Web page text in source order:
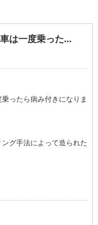
は一度乗った...
ったら病み付きになりま
グ手法によって造られた